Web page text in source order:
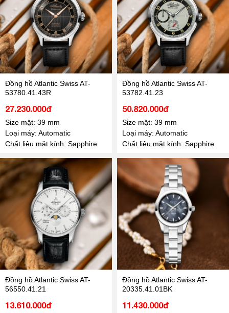
Đồng hồ Atlantic Swiss AT-
53780.41.43R
27.230.000đ
Size mặt: 39 mm
Loại máy: Automatic
Chất liệu mặt kính: Sapphire
Đồng hồ Atlantic Swiss AT-
53782.41.23
50.820.000đ
Size mặt: 39 mm
Loại máy: Automatic
Chất liệu mặt kính: Sapphire
Đồng hồ Atlantic Swiss AT-
56550.41.21
13.610.000đ
Đồng hồ Atlantic Swiss AT-
20335.41.01BK
11.430.000đ